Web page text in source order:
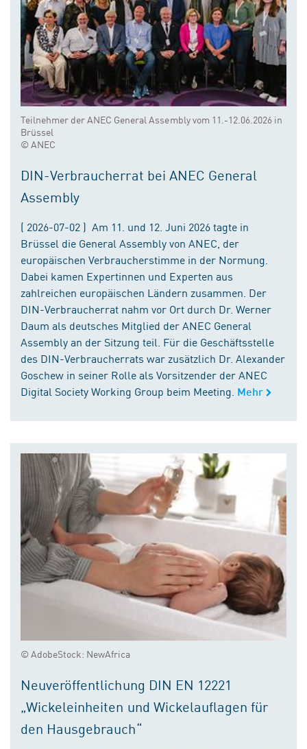
Teilnehmer der ANEC General Assembly vom 11.-12.06.2026 in
Brüssel
© ANEC
DIN-Verbraucherrat bei ANEC General
Assembly
( 2026-07-02 ) Am 11. und 12. Juni 2026 tagte in
Brüssel die General Assembly von ANEC, der
europäischen Verbraucherstimme in der Normung.
Dabei kamen Expertinnen und Experten aus
zahlreichen europäischen Ländern zusammen. Der
DIN-Verbraucherrat nahm vor Ort durch Dr. Werner
Daum als deutsches Mitglied der ANEC General
Assembly an der Sitzung teil. Für die Geschäftsstelle
des DIN-Verbraucherrats war zusätzlich Dr. Alexander
Goschew in seiner Rolle als Vorsitzender der ANEC
Digital Society Working Group beim Meeting. Mehr
© AdobeStock: NewAfrica
Neuveröffentlichung DIN EN 12221
„Wickeleinheiten und Wickelauflagen für
den Hausgebrauch“